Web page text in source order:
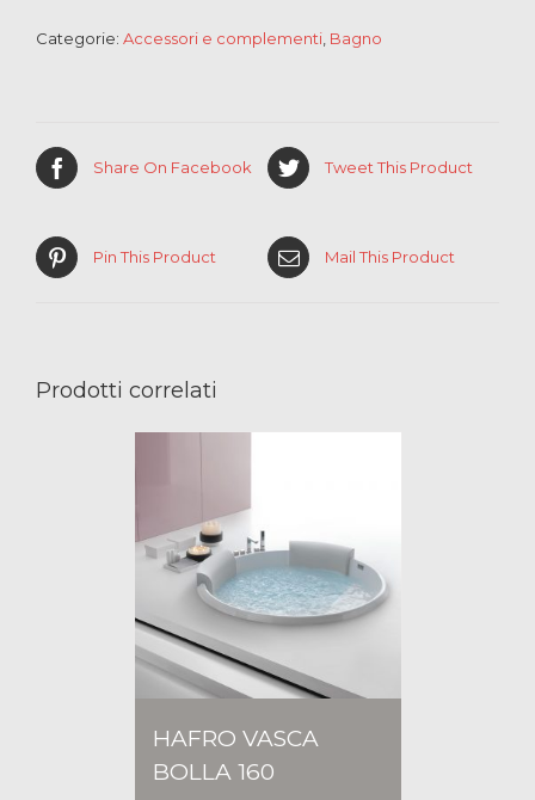
Categorie: Accessori e complementi Bagno
Share On Facebook Tweet This Product
Pin This Product Mail This Product
Prodotti correlati
HAFRO VASCA
BOLLA 160